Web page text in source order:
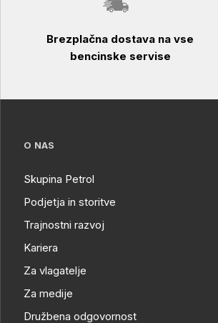
Brezplačna dostava na vse
bencinske servise
O NAS
Skupina Petrol
Podjetja in storitve
Trajnostni razvoj
Kariera
Za vlagatelje
Za medije
Družbena odgovornost